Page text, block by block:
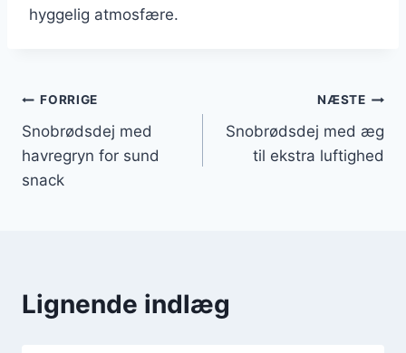
hyggelig atmosfære.
Indlægsnavigation
FORRIGE
Snobrødsdej med
havregryn for sund
snack
NÆSTE
Snobrødsdej med æg
til ekstra luftighed
Lignende indlæg